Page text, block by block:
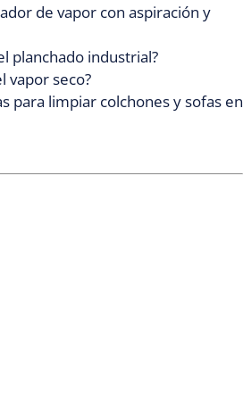
de vapor con aspiración y
planchado industrial?
vapor seco?
para limpiar colchones y sofas en